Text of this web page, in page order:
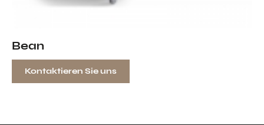
Bean
Kontaktieren Sie uns